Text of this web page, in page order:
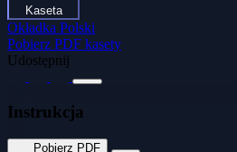
Kaseta
Okładka Polski
Pobierz PDF kasety
Udostępnij
Instrukcja
Pobierz PDF